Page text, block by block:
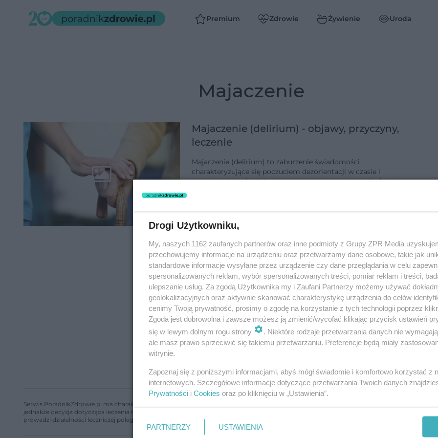
Premium Zdrowie Żywienie Uroda
majaczenie
Majaczenie (delirium) - objawy, przyczyny,
leczenie
Majaczenie (delirium) to zaburzenie świadomości
charakteryzujące się poczuciem dezorientacji w czasie i
przestrzeni, trudnościami w utrzymaniu uwagi, upośledzeniem
Serwis PoradnikZdrowie.pl ma charakter edukacyjny, nie stanowi i nie zastępuje porady lekarskiej. Redakcja serwisu dokłada wszelkich
jednakże decyzja dotycząca leczenia należy do lekarza. Redakcja i wydawca serwisu nie ponoszą odpowiedzialności wynikającej z
prowadzi działalności leczniczej polegającej na udzielaniu świadczeń zdrowotnych w rozumieniu art. 3 ust 1 ustawy o działalności leczniczej.
Drogi Użytkowniku,
My, naszych 1162 zaufanych partnerów oraz inne podmioty z Grupy ZPR Media
przechowujemy informacje na urządzeniu oraz przetwarzamy dane osobowe, takie jak
standardowe informacje wysyłane przez urządzenie czy dane przeglądania w celu
spersonalizowanych reklam, wybór spersonalizowanych treści, pomiar reklam i treści,
ulepszanie usług. Za zgodą Użytkownika my i Zaufani Partnerzy możemy używać
geolokalizacyjnych oraz aktywnie skanować charakterystykę urządzenia do celów
cenimy Twoją prywatność, prosimy o zgodę na korzystanie z tych technologii poprzez
Zgoda jest dobrowolna i zawsze możesz ją zmienić/wycofać klikając przycisk ustawień
się w lewym dolnym rogu strony
. Niektóre rodzaje przetwarzania danych nie
ale masz prawo sprzeciwić się takiemu przetwarzaniu. Preferencje będą miały
witrynie.
Zapoznaj się z poniższymi informacjami, abyś mógł świadomie i komfortowo korzystać z
internetowych. Szczegółowe informacje dotyczące przetwarzania Twoich danych
Prywatności i Cookies oraz po kliknięciu w „Ustawienia”.
PARTNERZY USTAWIENIA